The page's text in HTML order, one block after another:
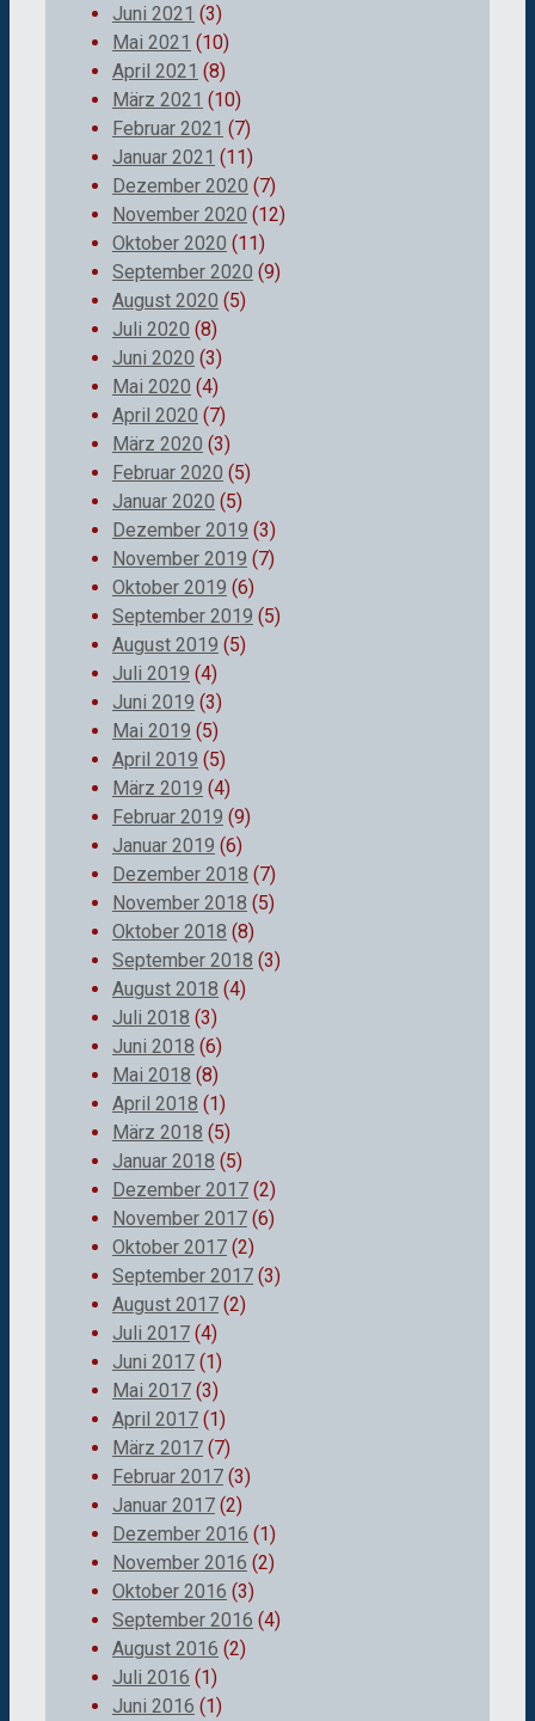
Juni 2021 (3)
Mai 2021 (10)
April 2021 (8)
März 2021 (10)
Februar 2021 (7)
Januar 2021 (11)
Dezember 2020 (7)
November 2020 (12)
Oktober 2020 (11)
September 2020 (9)
August 2020 (5)
Juli 2020 (8)
Juni 2020 (3)
Mai 2020 (4)
April 2020 (7)
März 2020 (3)
Februar 2020 (5)
Januar 2020 (5)
Dezember 2019 (3)
November 2019 (7)
Oktober 2019 (6)
September 2019 (5)
August 2019 (5)
Juli 2019 (4)
Juni 2019 (3)
Mai 2019 (5)
April 2019 (5)
März 2019 (4)
Februar 2019 (9)
Januar 2019 (6)
Dezember 2018 (7)
November 2018 (5)
Oktober 2018 (8)
September 2018 (3)
August 2018 (4)
Juli 2018 (3)
Juni 2018 (6)
Mai 2018 (8)
April 2018 (1)
März 2018 (5)
Januar 2018 (5)
Dezember 2017 (2)
November 2017 (6)
Oktober 2017 (2)
September 2017 (3)
August 2017 (2)
Juli 2017 (4)
Juni 2017 (1)
Mai 2017 (3)
April 2017 (1)
März 2017 (7)
Februar 2017 (3)
Januar 2017 (2)
Dezember 2016 (1)
November 2016 (2)
Oktober 2016 (3)
September 2016 (4)
August 2016 (2)
Juli 2016 (1)
Juni 2016 (1)